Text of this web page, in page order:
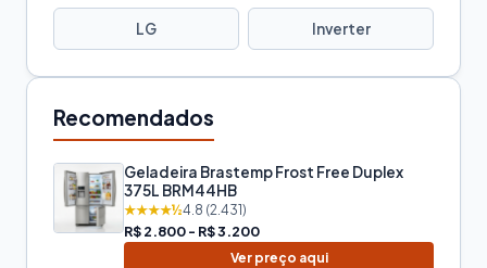
LG Inverter
Recomendados
Geladeira Brastemp Frost Free Duplex
375L BRM44HB
★★★★½4.8 (2.431)
R$ 2.800 - R$ 3.200
Ver preço aqui